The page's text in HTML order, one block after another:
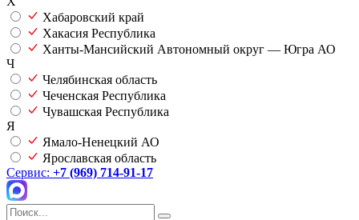
Хабаровский край
Хакасия Республика
Ханты-Мансийский Автономный округ — Югра АО
Ч
Челябинская область
Чеченская Республика
Чувашская Республика
Я
Ямало-Ненецкий АО
Ярославская область
Сервис: +7 (969) 714-91-17